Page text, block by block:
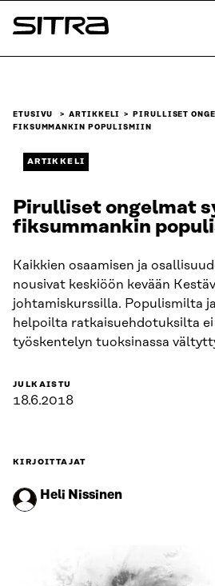
Siirry
suoraan
Sitra
ETUSIVU ARTIKKELI
PIRULLISET
FIKSUMMANKIN POPULISMIIN
ARTIKKELI
Pirulliset ongelmat
fiksummankin
Kaikkien osaamisen ja
nousivat keskiöön kevään
johtamiskurssilla. Populismilta
helpoilta ratkaisuehdotuksilta
työskentelyn tuoksinassa
JULKAISTU
18.6.2018
KIRJOITTAJAT
Heli Nissinen